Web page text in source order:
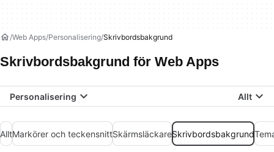
Web Apps Personalisering Skrivbordsbakgrund
Skrivbordsbakgrund för Web Apps
Personalisering Allt
AlltMarkörer och teckensnittSkärmsläckareSkrivbordsbakgrund